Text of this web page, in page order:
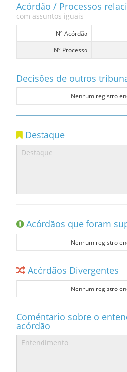
Acórdão / Processos
com assuntos iguais
Nº Acórdão
Nº Processo
Decisões de outros
Nenhum registro
Destaque
Acórdãos que foram
Nenhum registro
Acórdãos Divergentes
Nenhum registro
Coméntario sobre o
acórdão